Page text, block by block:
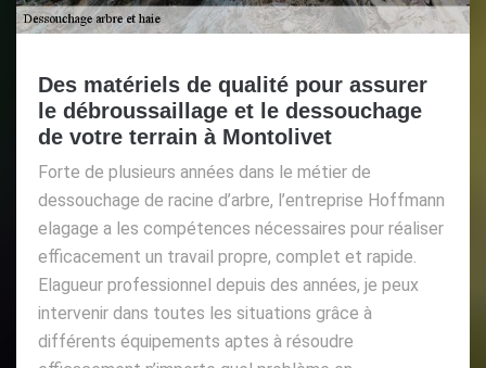
Des matériels de qualité pour assurer
le débroussaillage et le dessouchage
de votre terrain à Montolivet
Forte de plusieurs années dans le métier de
dessouchage de racine d’arbre, l’entreprise Hoffmann
elagage a les compétences nécessaires pour réaliser
efficacement un travail propre, complet et rapide.
Elagueur professionnel depuis des années, je peux
intervenir dans toutes les situations grâce à
différents équipements aptes à résoudre